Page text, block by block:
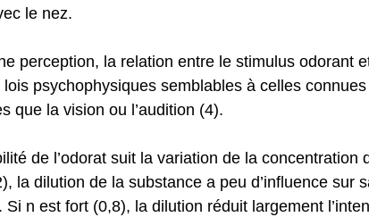
le nez.
perception, la relation entre le stimulus odorant
psychophysiques semblables à celles connues
que la vision ou l’audition (4).
de l’odorat suit la variation de la concentration
la dilution de la substance a peu d’influence sur
Si n est fort (0,8), la dilution réduit largement